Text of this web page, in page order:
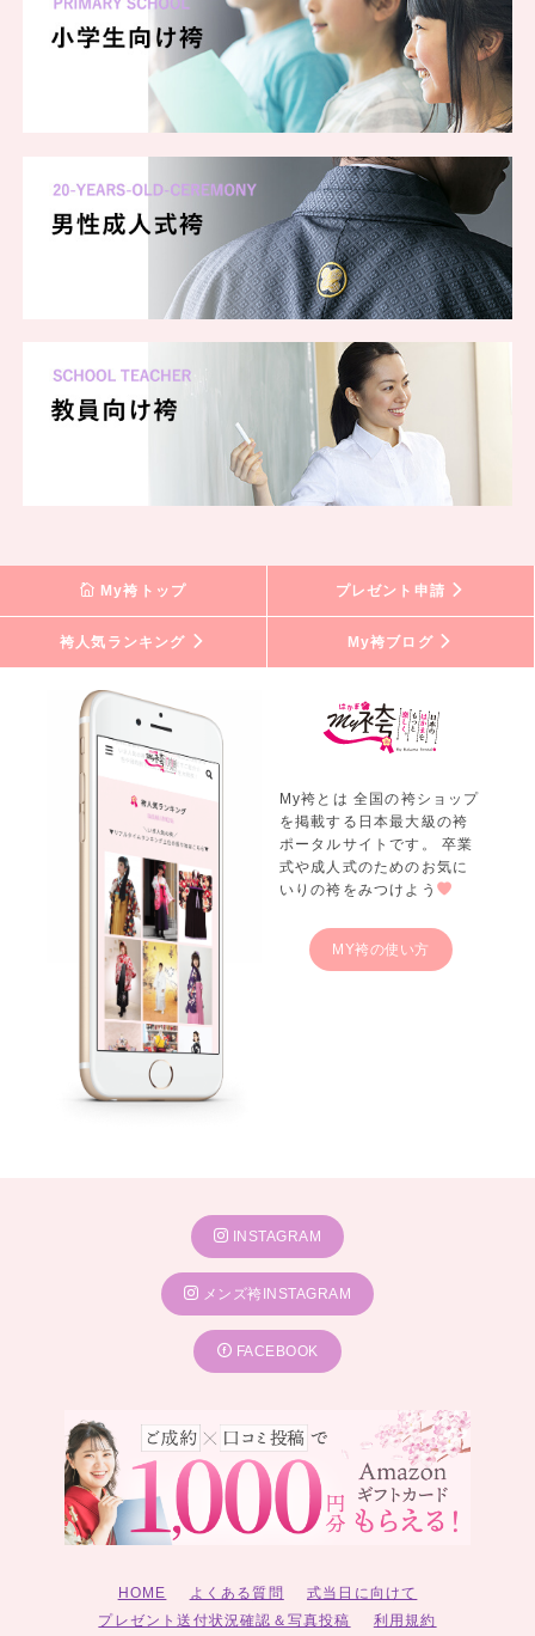
My袴トップ プレゼント申請
袴人気ランキング My袴ブログ
My袴とは 全国の袴ショップ
を掲載する日本最大級の袴
ポータルサイトです。 卒業
式や成人式のためのお気に
いりの袴をみつけよう
MY袴の使い方
INSTAGRAM
メンズ袴INSTAGRAM
FACEBOOK
HOME よくある質問
式当日に向けて
プレゼント送付状況確認＆写真投稿
利用規約